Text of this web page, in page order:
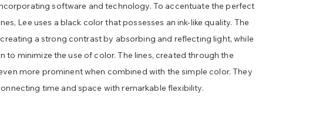
software and technology. To accentuate the perfect
Lee uses a black color that possesses an ink-like quality. The
a strong contrast by absorbing and reflecting light, while
to minimize the use of color. The lines, created through the
more prominent when combined with the simple color. They
time and space with remarkable flexibility.